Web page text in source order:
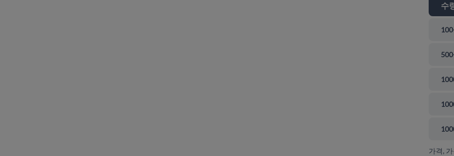
수
가격,